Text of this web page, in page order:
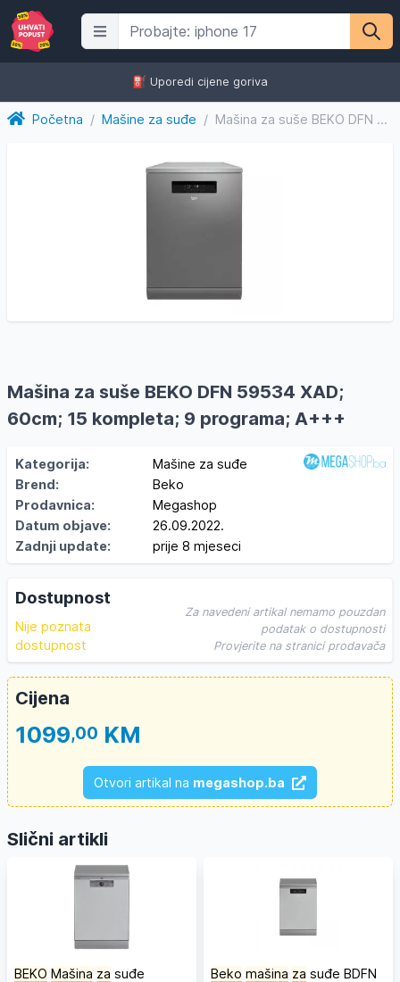
⛽️ Uporedi cijene goriva
Početna / Mašine za suđe / Mašina za suše BEKO DFN 59534 XAD; 60cm; 15 kompleta; 9 prog...
Mašina za suše BEKO DFN 59534 XAD;
60cm; 15 kompleta; 9 programa; A+++
Kategorija:
Mašine za suđe
Brend:
Beko
Prodavnica:
Megashop
Datum objave:
26.09.2022.
Zadnji update:
prije 8 mjeseci
Dostupnost
Nije poznata
dostupnost
Za navedeni artikal nemamo pouzdan
podatak o dostupnosti
Provjerite na stranici prodavača
Cijena
1099,00 KM
Otvori artikal na megashop.ba
Slični artikli
BEKO Mašina za suđe
Beko mašina za suđe BDFN